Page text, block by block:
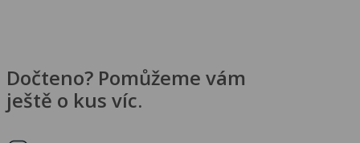
Dočteno? Pomůžeme vám
ještě o kus víc.